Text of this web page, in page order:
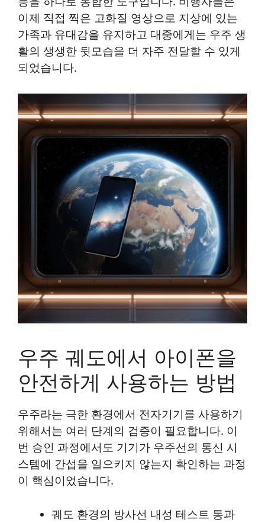
이제 직접 찍은 고화질 영상으로 지상에 있는
가족과 유대감을 유지하고 대중에게는 우주 생
활의 생생한 뒷모습을 더 자주 전달할 수 있게
되었습니다.
우주 궤도에서 아이폰을
안전하게 사용하는 방법
우주라는 극한 환경에서 전자기기를 사용하기
위해서는 여러 단계의 검증이 필요합니다. 이
번 승인 과정에서도 기기가 우주선의 통신 시
스템에 간섭을 일으키지 않는지 확인하는 과정
이 핵심이었습니다.
궤도 환경의 방사선 내성 테스트 통과